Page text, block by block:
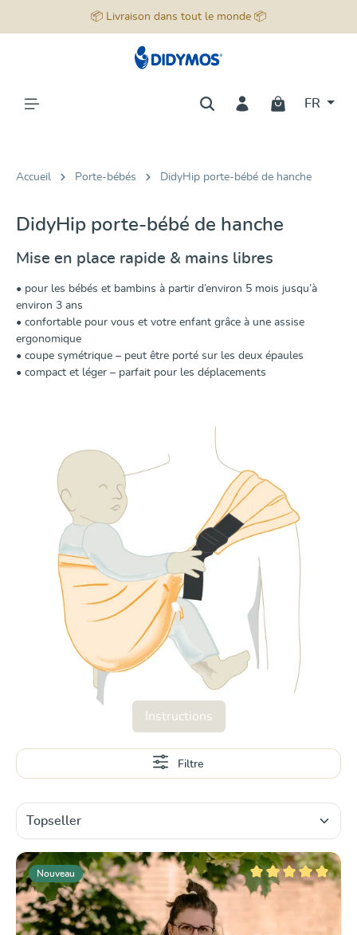
📦 Livraison dans tout le monde 📦
FR
Accueil Porte-bébés DidyHip porte-bébé de hanche
DidyHip porte-bébé de hanche
Mise en place rapide & mains libres
• pour les bébés et bambins à partir d’environ 5 mois jusqu’à
environ 3 ans
• confortable pour vous et votre enfant grâce à une assise
ergonomique
• coupe symétrique – peut être porté sur les deux épaules
• compact et léger – parfait pour les déplacements
Instructions
Filtre
Nouveau
Note moyenne de 5